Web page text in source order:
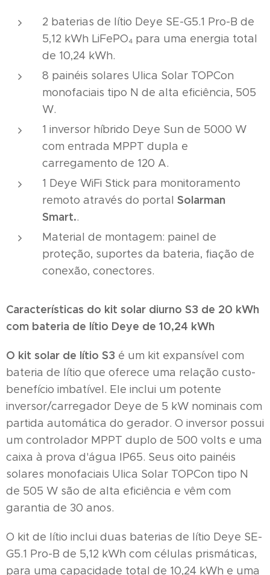
2 baterias de lítio Deye SE-G5.1 Pro-B de
5,12 kWh LiFePO₄ para uma energia total
de 10,24 kWh.
8 painéis solares Ulica Solar TOPCon
monofaciais tipo N de alta eficiência, 505
W.
1 inversor híbrido Deye Sun de 5000 W
com entrada MPPT dupla e
carregamento de 120 A.
1 Deye WiFi Stick para monitoramento
remoto através do portal Solarman
Smart..
Material de montagem: painel de
proteção, suportes da bateria, fiação de
conexão, conectores.
Características do kit solar diurno S3 de 20 kWh
com bateria de lítio Deye de 10,24 kWh
O kit solar de lítio S3 é um kit expansível com
bateria de lítio que oferece uma relação custo-
benefício imbatível. Ele inclui um potente
inversor/carregador Deye de 5 kW nominais com
partida automática do gerador. O inversor possui
um controlador MPPT duplo de 500 volts e uma
caixa à prova d'água IP65. Seus oito painéis
solares monofaciais Ulica Solar TOPCon tipo N
de 505 W são de alta eficiência e vêm com
garantia de 30 anos.
O kit de lítio inclui duas baterias de lítio Deye SE-
G5.1 Pro-B de 5,12 kWh com células prismáticas,
para uma capacidade total de 10,24 kWh e uma